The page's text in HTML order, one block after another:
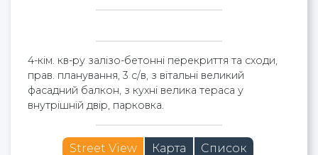
4-кім. кв-ру залізо-бетонні перекриття та сходи,
прав. планування, 3 с/в, з вітальні великий
фасадний балкон, з кухні велика тераса у
внутрішній двір, парковка.
Street View Карта Список